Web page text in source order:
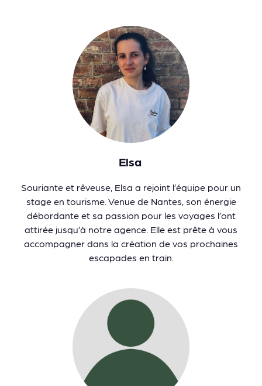
Elsa
Souriante et rêveuse, Elsa a rejoint l’équipe pour un
stage en tourisme. Venue de Nantes, son énergie
débordante et sa passion pour les voyages l’ont
attirée jusqu’à notre agence. Elle est prête à vous
accompagner dans la création de vos prochaines
escapades en train.